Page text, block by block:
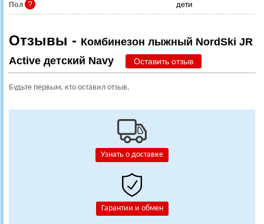
Узнать о доставке
Гарантии и обмен
Пол дети
Отзывы - Комбинезон лыжный NordSki JR
Active детский Navy
Оставить отзыв
Будьте первым, кто оставил отзыв.